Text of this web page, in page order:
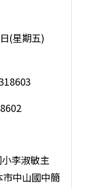
(星期五)
李淑敏主
中山國中簡